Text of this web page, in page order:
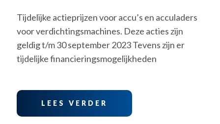
Tijdelijke actieprijzen voor accu’s en acculaders
voor verdichtingsmachines. Deze acties zijn
geldig t/m 30 september 2023 Tevens zijn er
tijdelijke financieringsmogelijkheden
LEES VERDER